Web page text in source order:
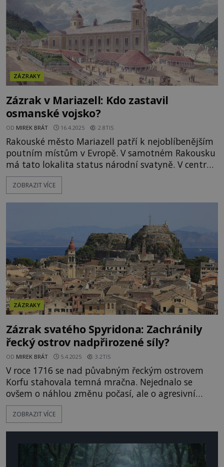
ZÁZRAKY
Zázrak v Mariazell: Kdo zastavil
osmanské vojsko?
OD MIREK BRÁT 16.4.2025 2.8TIS
Rakouské město Mariazell patří k nejoblíbenějším
poutním místům v Evropě. V samotném Rakousku
má tato lokalita status národní svatyně. V centru
všeho dění je románská soška Panny Marie. Říká se
jí Magna Mater Austria. Jaká zázračná moc je s ní
ZOBRAZIT VÍCE
ZÁZRAKY
Zázrak svatého Spyridona: Zachránily
řecký ostrov nadpřirozené síly?
OD MIREK BRÁT 5.4.2025 3.2TIS
V roce 1716 se nad půvabným řeckým ostrovem
Korfu stahovala temná mračna. Nejednalo se
ovšem o náhlou změnu počasí, ale o agresivní
politiku sultána Ahmeda III. (1673-1736).
Osmanská armáda se shromáždila na protilehlé
historiografie se v roce 1716 střetly u Korfu
ZOBRAZIT VÍCE